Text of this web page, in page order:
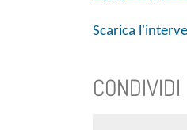
Scarica
CONDIVIDI